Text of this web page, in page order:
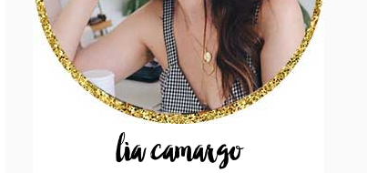
lia camargo